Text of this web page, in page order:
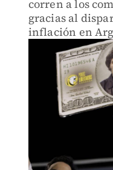
corren a los
gracias al
inflación en